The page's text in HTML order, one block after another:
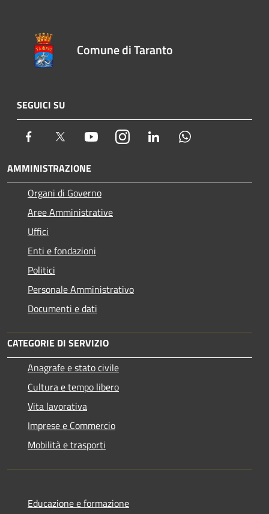
Comune di Taranto
SEGUICI SU
Facebook Twitter YoutubeInstagram LinkedIn
AMMINISTRAZIONE
Organi di Governo
Aree Amministrative
Uffici
Enti e fondazioni
Politici
Personale Amministrativo
Documenti e dati
CATEGORIE DI SERVIZIO
Anagrafe e stato civile
Cultura e tempo libero
Vita lavorativa
Imprese e Commercio
Mobilità e trasporti
Educazione e formazione